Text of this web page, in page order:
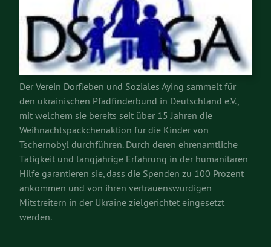
Der Verein Dorfleben und Soziales Aying sammelt für
den ukrainischen Pfadfinderbund in Deutschland e.V.,
mit welchem sie bereits seit über 15 Jahren die
Weihnachtspäckchenaktion für die Kinder von
Tschernobyl durchführen. Durch deren ehrenamtliche
Tätigkeit und langjährige Erfahrung in der humanitären
Hilfe garantieren sie, dass die Spenden zu 100 Prozent
ankommen und von ihren vertrauenswürdigen
Mitstreitern in der Ukraine zielgerichtet eingesetzt
werden.